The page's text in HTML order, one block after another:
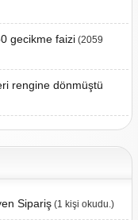
gecikme faizi(2059
rengine dönmüştü
Sipariş(1 kişi okudu.)